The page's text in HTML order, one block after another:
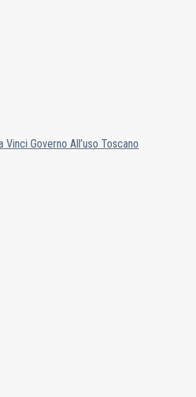
Vinci Governo All’uso Toscano